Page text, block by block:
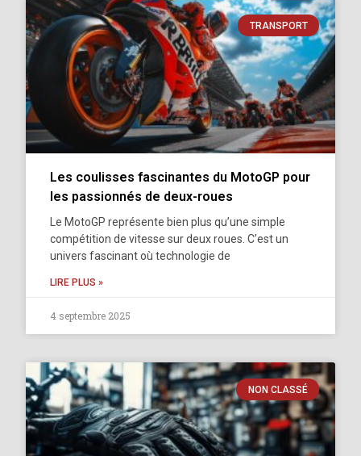
TRANSPORT
Les coulisses fascinantes du MotoGP pour
les passionnés de deux-roues
Le MotoGP représente bien plus qu’une simple
compétition de vitesse sur deux roues. C’est un
univers fascinant où technologie de
LIRE PLUS »
4 septembre 2025
NON CLASSÉ